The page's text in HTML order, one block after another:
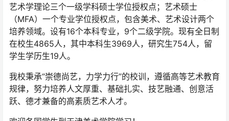
艺术学理论三个一级学科硕士学位授权点；艺术硕士
（MFA）一个专业学位授权点，包含美术、艺术设计两个
培养领域。设有16个本科专业，9个二级学院。现有全日制
在校生4865人，其中本科生3969人，研究生754人，留
学生学历生19人。
我校秉承“崇德尚艺，力学力行”的校训，遵循高等艺术教育
规律，努力培养人文厚重、基础扎实、技艺融通、创意活
跃、德才兼备的高素质艺术人才。